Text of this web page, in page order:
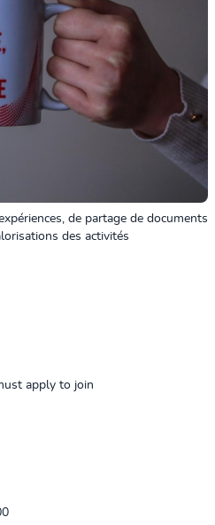
de partage de documents
des activités
apply to join